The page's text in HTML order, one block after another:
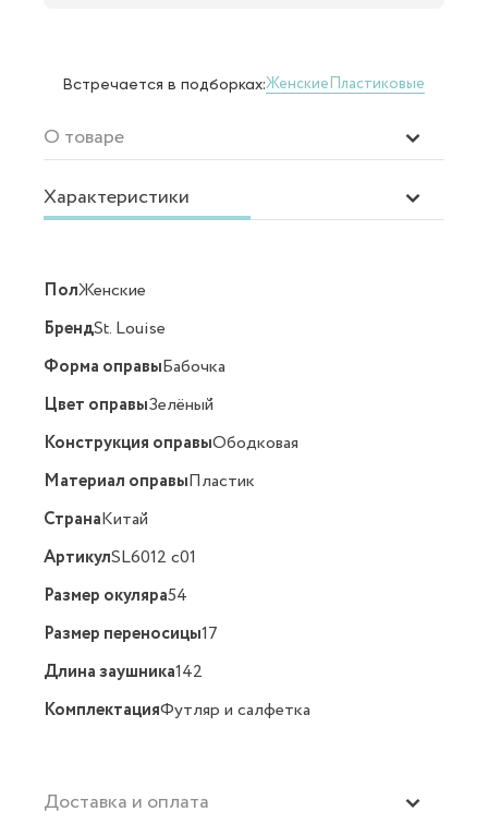
Встречается в подборках:ЖенскиеПластиковые
О товаре
Характеристики
ПолЖенские
БрендSt. Louise
Форма оправыБабочка
Цвет оправыЗелёный
Конструкция оправыОбодковая
Материал оправыПластик
СтранаКитай
АртикулSL6012 c01
Размер окуляра54
Размер переносицы17
Длина заушника142
КомплектацияФутляр и салфетка
Доставка и оплата